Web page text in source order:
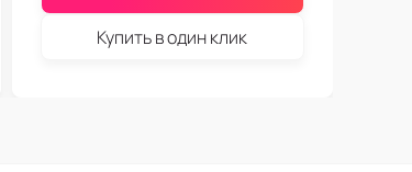
Купить в один клик